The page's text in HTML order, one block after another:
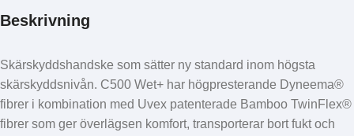
Beskrivning
Skärskyddshandske som sätter ny standard inom högsta
skärskyddsnivån. C500 Wet+ har högpresterande Dyneema®
fibrer i kombination med Uvex patenterade Bamboo TwinFlex®
fibrer som ger överlägsen komfort, transporterar bort fukt och